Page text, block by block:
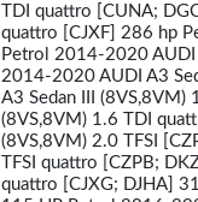
TDI quattro [CUNA;
quattro [CJXF] 286 hp
Petrol 2014-2020 AUDI
2014-2020 AUDI A3
A3 Sedan III (8VS,8VM)
(8VS,8VM) 1.6 TDI
(8VS,8VM) 2.0 TFSI
TFSI quattro [CZPB;
quattro [CJXG; DJHA]